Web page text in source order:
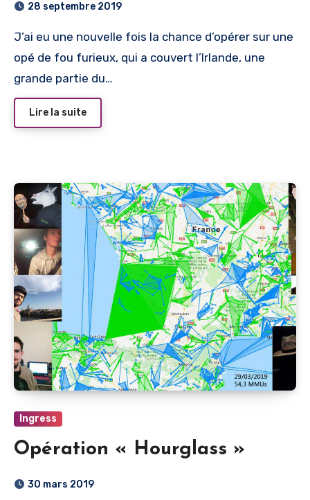
28 septembre 2019
J’ai eu une nouvelle fois la chance d’opérer sur une
opé de fou furieux, qui a couvert l’Irlande, une
grande partie du…
Lire la suite
Ingress
Opération « Hourglass »
30 mars 2019